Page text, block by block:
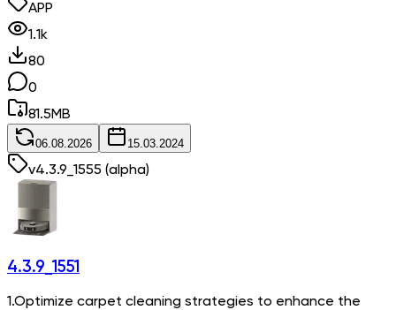
APP
1.1k
80
0
81.5MB
06.08.2026 15.03.2024
v4.3.9_1555 (alpha)
4.3.9_1551
1.Optimize carpet cleaning strategies to enhance the